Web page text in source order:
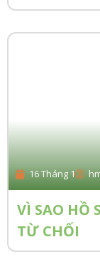
16 Tháng 1
VÌ SAO HỒ
TỪ CHỐI